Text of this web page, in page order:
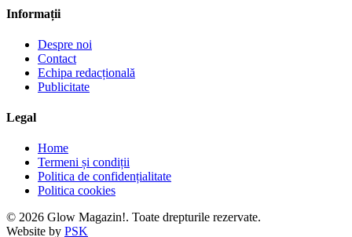
Informații
Despre noi
Contact
Echipa redacțională
Publicitate
Legal
Home
Termeni și condiții
Politica de confidențialitate
Politica cookies
© 2026 Glow Magazin!. Toate drepturile rezervate.
Website by PSK